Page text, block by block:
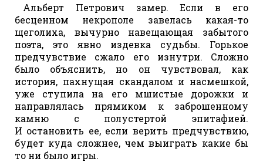
Альберт Петрович замер. Если в его
бесценном некрополе завелась какая-то
щеголиха, вычурно навещающая забытого
поэта, это явно издевка судьбы. Горькое
предчувствие сжало его изнутри. Сложно
было объяснить, но он чувствовал, как
история, пахнущая скандалом и насмешкой,
уже ступила на его мшистые дорожки и
направлялась прямиком к заброшенному
камню с полустертой эпитафией.
И остановить ее, если верить предчувствию,
будет куда сложнее, чем выиграть какие бы
то ни было игры.